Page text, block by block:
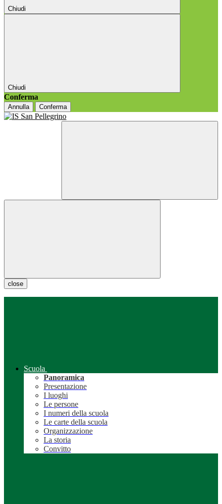
Chiudi
Chiudi
Conferma
Annulla Conferma
close
Scuola
Panoramica
Presentazione
I luoghi
Le persone
I numeri della scuola
Le carte della scuola
Organizzazione
La storia
Convitto